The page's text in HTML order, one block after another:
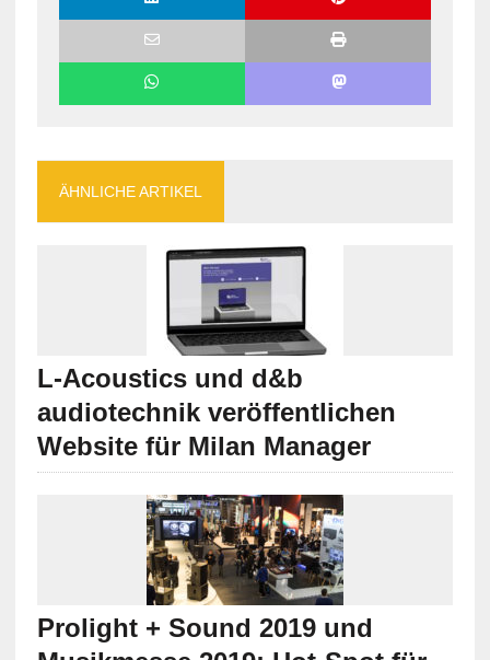
ÄHNLICHE ARTIKEL
L-Acoustics und d&b
audiotechnik veröffentlichen
Website für Milan Manager
Prolight + Sound 2019 und